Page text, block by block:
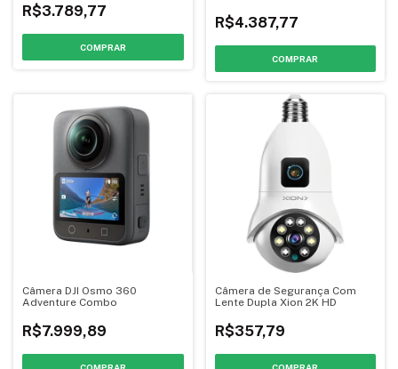
R$3.789,77
COMPRAR
R$4.387,77
Câmera DJI Osmo 360
Adventure Combo
R$7.999,89
Câmera de Segurança Com
Lente Dupla Xion 2K HD
R$357,79